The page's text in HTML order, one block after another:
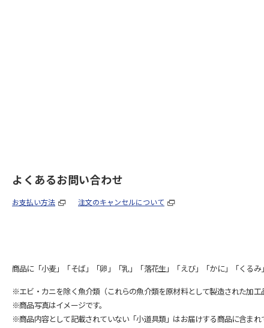
よくあるお問い合わせ
お支払い方法 注文のキャンセルについて
商品に「小麦」「そば」「卵」「乳」「落花生」「えび」「かに」「くる
※エビ・カニを除く魚介類（これらの魚介類を原材料として製造された加
※商品写真はイメージです。
※商品内容として記載されていない「小道具類」はお届けする商品に含まれ